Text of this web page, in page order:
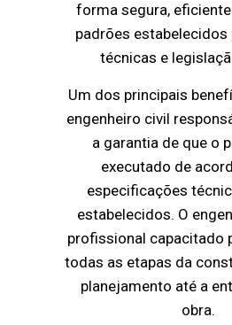
forma segura,
padrões estabelecidos
técnicas e
Um dos principais
engenheiro civil
a garantia de que o
executado de
especificações
estabelecidos. O
profissional capacitado
todas as etapas da
planejamento até a
obra.